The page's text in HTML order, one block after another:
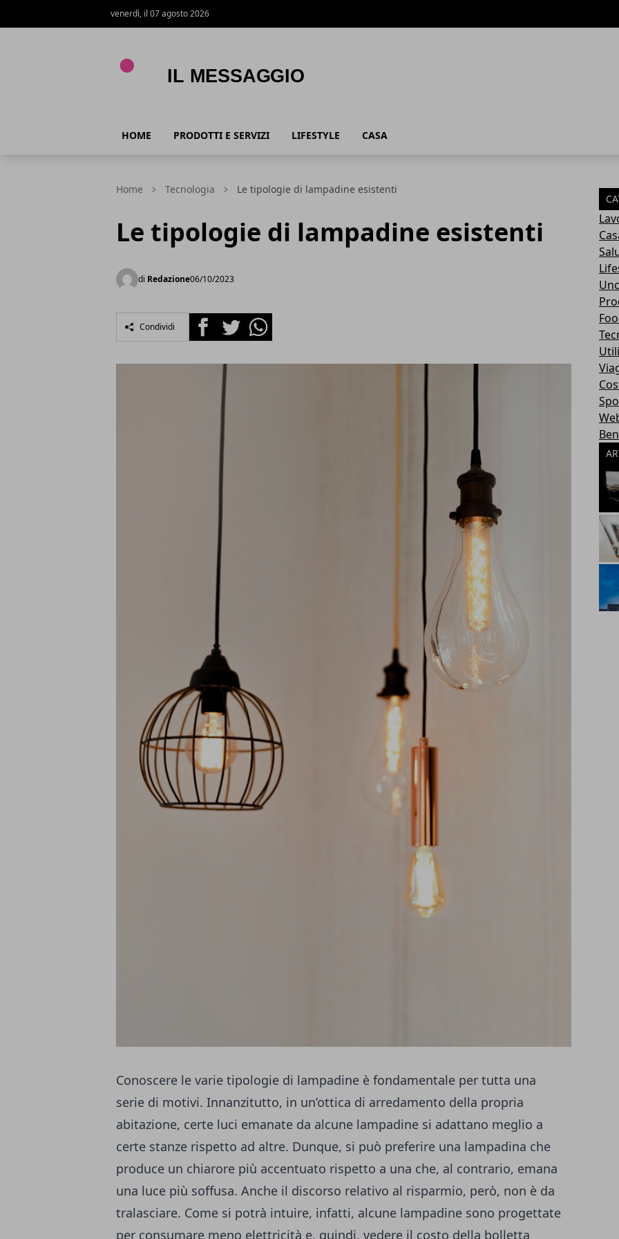
venerdì, il 07 agosto 2026
HOME PRODOTTI E SERVIZI LIFESTYLE CASA
Home Tecnologia Le tipologie di lampadine esistenti
Le tipologie di lampadine esistenti
di Redazione06/10/2023
Condividi FacebookTwitterWhatsapp
Conoscere le varie tipologie di lampadine è fondamentale per tutta una
serie di motivi. Innanzitutto, in un’ottica di arredamento della propria
abitazione, certe luci emanate da alcune lampadine si adattano meglio a
certe stanze rispetto ad altre. Dunque, si può preferire una lampadina che
produce un chiarore più accentuato rispetto a una che, al contrario, emana
una luce più soffusa. Anche il discorso relativo al risparmio, però, non è da
tralasciare. Come si potrà intuire, infatti, alcune lampadine sono progettate
per consumare meno elettricità e, quindi, vedere il costo della bolletta